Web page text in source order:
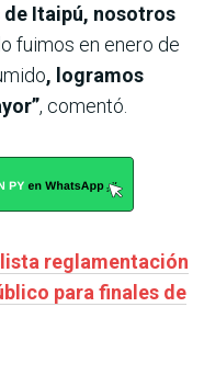
Itaipú, nosotros
fuimos en enero de
, logramos
, comentó.
reglamentación
para finales de